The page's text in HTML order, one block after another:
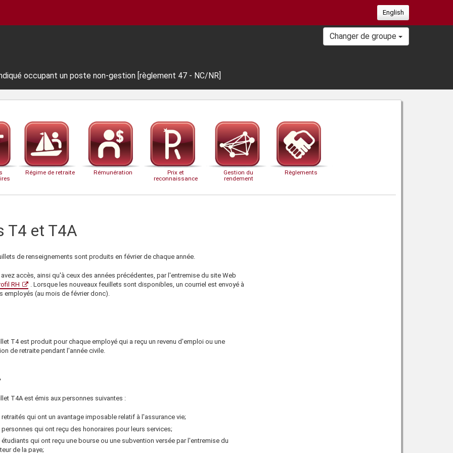
English
Changer de groupe
occupant un poste non-gestion [règlement 47 - NC/NR]
Régime de retraite Rémunération
Prix et
reconnaissance
Gestion du
rendement
Règlements
T4 et T4A
de renseignements sont produits en février de chaque année.
accès, ainsi qu'à ceux des années précédentes, par l'entremise du site Web
RH
. Lorsque les nouveaux feuillets sont disponibles, un courriel est envoyé à
employés (au mois de février donc).
T4 est produit pour chaque employé qui a reçu un revenu d'emploi ou une
de retraite pendant l'année civile.
T4A est émis aux personnes suivantes :
retraités qui ont un avantage imposable relatif à l'assurance vie;
personnes qui ont reçu des honoraires pour leurs services;
étudiants qui ont reçu une bourse ou une subvention versée par l'entremise du
de la paye;